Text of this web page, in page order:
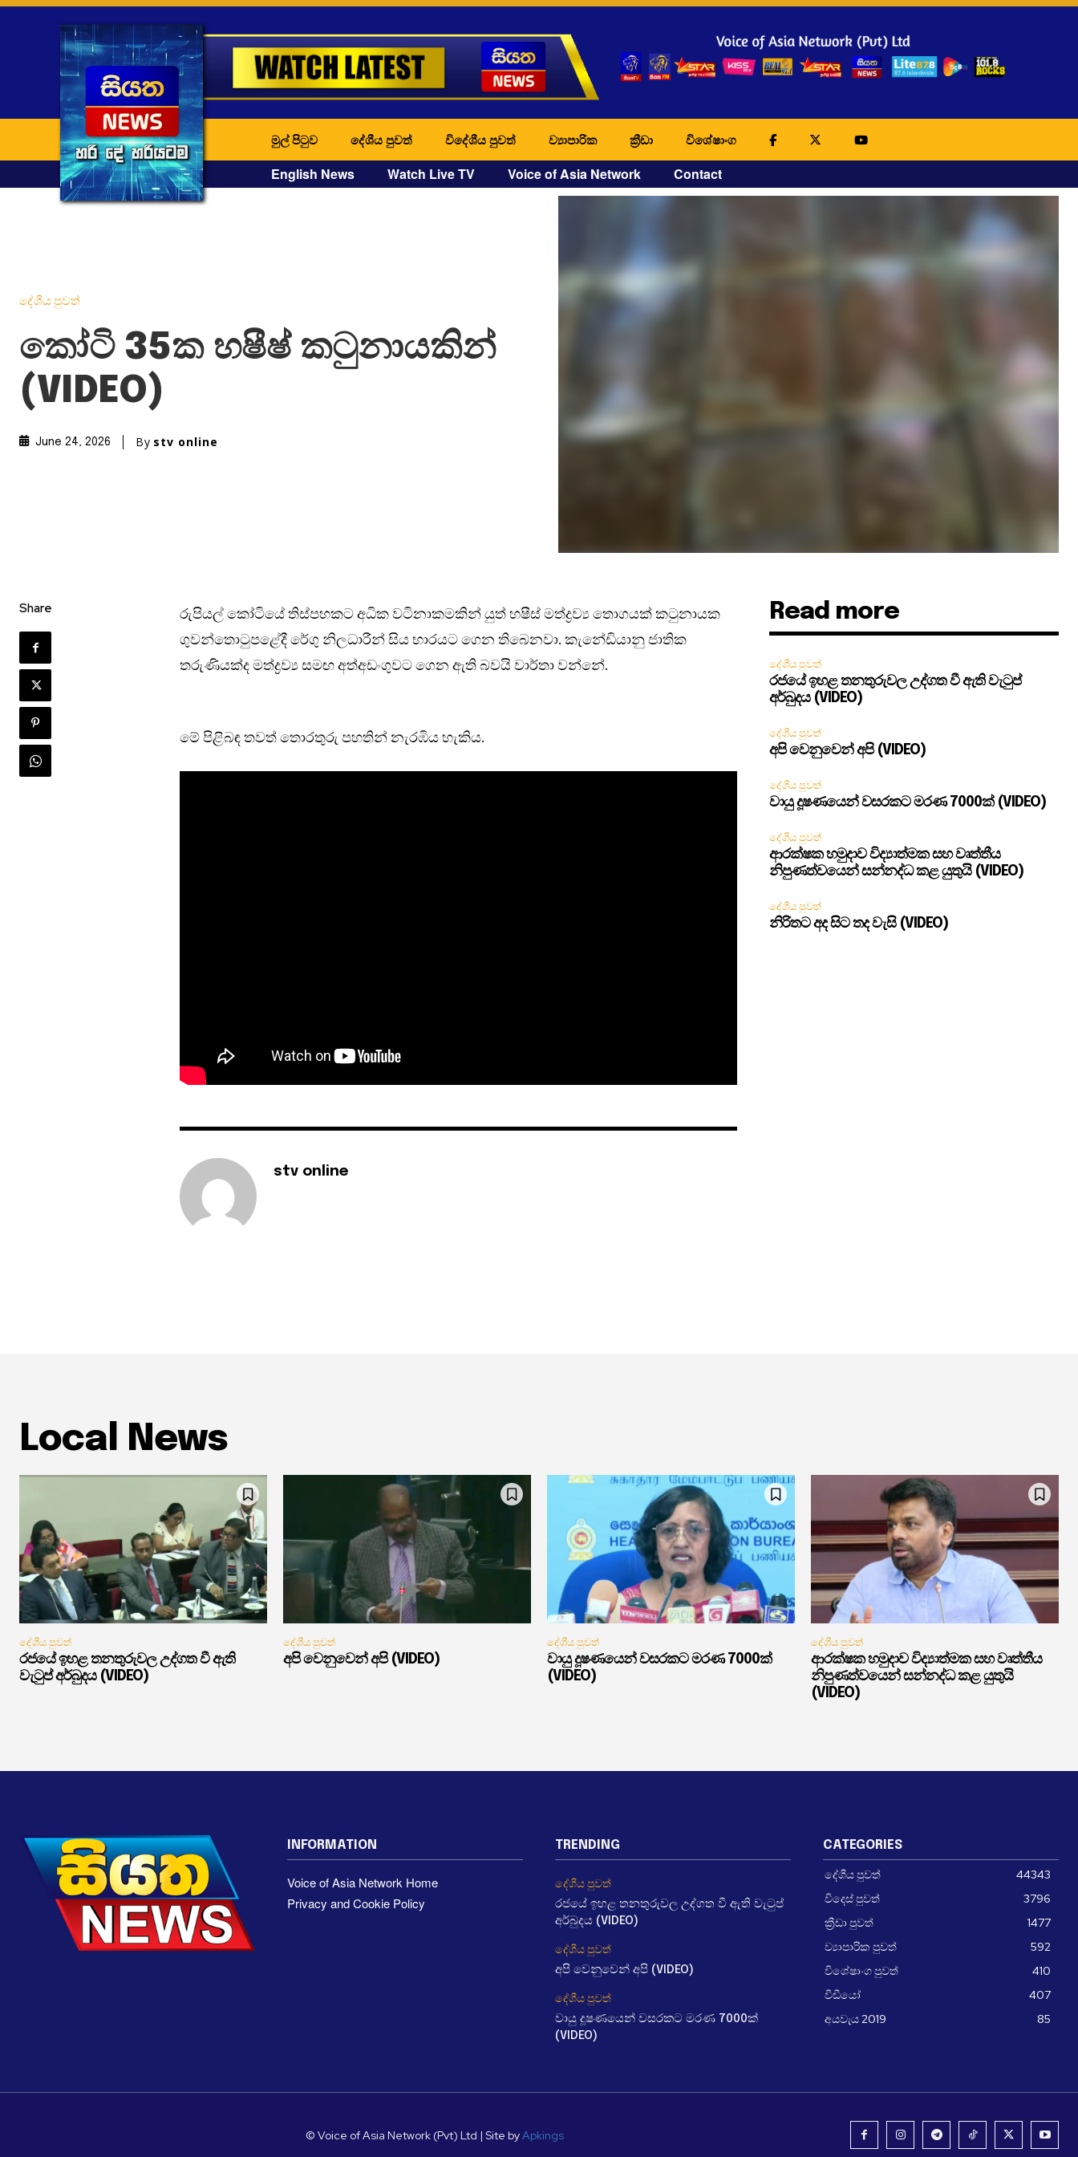
මුල් පිටුව දේශීය පුවත් විදේශීය පුවත් ව්‍යාපාරික ක්‍රීඩා විශේෂාංග
English News Watch Live TV Voice of Asia Network Contact
දේශීය පුවත්
කෝටි 35ක හෂීෂ් කටුනායකින්
(VIDEO)
June 24, 2026 By stv online
Share
රුපියල් කෝටියේ තිස්පහකට අධික වටිනාකමකින් යුත් හෂීස් මත්ද්‍රව්‍ය තොගයක් කටුනායක
ගුවන්තොටුපළේදී රේගු නිලධාරීන් සිය භාරයට ගෙන තිබෙනවා. කැනේඩියානු ජාතික
තරුණියක්ද මත්ද්‍රව්‍ය සමඟ අත්අඩංගුවට ගෙන ඇති බවයි වාර්තා වන්නේ.
මේ පිළිබඳ තවත් තොරතුරු පහතින් නැරඹිය හැකිය.
stv online
Read more
දේශීය පුවත්
රජයේ ඉහළ තනතුරුවල උද්ගත වී ඇති වැටුප්
අර්බුදය (VIDEO)
දේශීය පුවත්
අපි වෙනුවෙන් අපි (VIDEO)
දේශීය පුවත්
වායු දූෂණයෙන් වසරකට මරණ 7000ක් (VIDEO)
දේශීය පුවත්
ආරක්ෂක හමුදාව විද්‍යාත්මක සහ වෘත්තීය
නිපුණත්වයෙන් සන්නද්ධ කළ යුතුයි (VIDEO)
දේශීය පුවත්
නිරිතට අද සිට තද වැසි (VIDEO)
Local News
දේශීය පුවත්
රජයේ ඉහළ තනතුරුවල උද්ගත වී ඇති
වැටුප් අර්බුදය (VIDEO)
දේශීය පුවත්
අපි වෙනුවෙන් අපි (VIDEO)
දේශීය පුවත්
වායු දූෂණයෙන් වසරකට මරණ 7000ක්
(VIDEO)
දේශීය පුවත්
ආරක්ෂක හමුදාව විද්‍යාත්මක සහ වෘත්තීය
නිපුණත්වයෙන් සන්නද්ධ කළ යුතුයි
(VIDEO)
INFORMATION
Voice of Asia Network Home
Privacy and Cookie Policy
TRENDING
දේශීය පුවත්
රජයේ ඉහළ තනතුරුවල උද්ගත වී ඇති වැටුප්
අර්බුදය (VIDEO)
දේශීය පුවත්
අපි වෙනුවෙන් අපි (VIDEO)
දේශීය පුවත්
වායු දූෂණයෙන් වසරකට මරණ 7000ක්
(VIDEO)
CATEGORIES
දේශීය පුවත්
44343
විදෙස් පුවත්
3796
ක්‍රීඩා පුවත්
1477
ව්‍යාපාරික පුවත්
592
විශේෂාංග පුවත්
410
වීඩීයෝ
407
අයවැය 2019
85
© Voice of Asia Network (Pvt) Ltd | Site byApkings